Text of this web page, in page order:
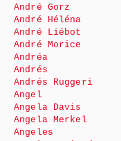
André Gorz
André Héléna
André Liébot
André Morice
Andréa
Andrés
Andrés Ruggeri
Angel
Angela Davis
Angela Merkel
Angeles